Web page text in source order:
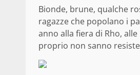
Bionde, brune, qualche
ragazze che popolano i
anno alla fiera di Rho,
proprio non sanno